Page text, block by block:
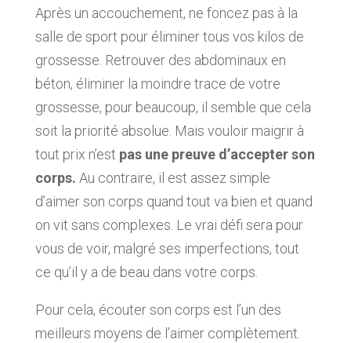
Après un accouchement, ne foncez pas à la
salle de sport pour éliminer tous vos kilos de
grossesse. Retrouver des abdominaux en
béton, éliminer la moindre trace de votre
grossesse, pour beaucoup, il semble que cela
soit la priorité absolue. Mais vouloir maigrir à
tout prix n’est pas une preuve d’accepter son
corps. Au contraire, il est assez simple
d’aimer son corps quand tout va bien et quand
on vit sans complexes. Le vrai défi sera pour
vous de voir, malgré ses imperfections, tout
ce qu’il y a de beau dans votre corps.
Pour cela, écouter son corps est l’un des
meilleurs moyens de l’aimer complètement.